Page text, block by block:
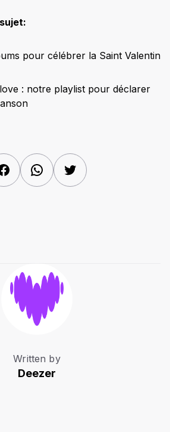
pour célébrer la Saint Valentin
: notre playlist pour déclarer
FacebookWhatsAppTwitter
Written by
Deezer